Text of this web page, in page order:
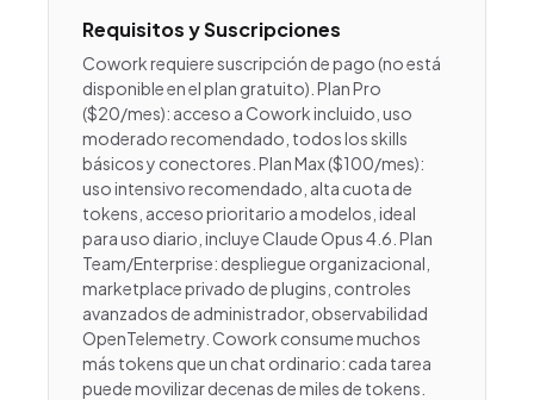
Requisitos y Suscripciones
Cowork requiere suscripción de pago (no está
disponible en el plan gratuito). Plan Pro
($20/mes): acceso a Cowork incluido, uso
moderado recomendado, todos los skills
básicos y conectores. Plan Max ($100/mes):
uso intensivo recomendado, alta cuota de
tokens, acceso prioritario a modelos, ideal
para uso diario, incluye Claude Opus 4.6. Plan
Team/Enterprise: despliegue organizacional,
marketplace privado de plugins, controles
avanzados de administrador, observabilidad
OpenTelemetry. Cowork consume muchos
más tokens que un chat ordinario: cada tarea
puede movilizar decenas de miles de tokens.